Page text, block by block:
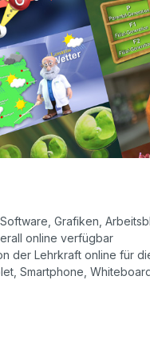
Grafiken,
online verfügbar
der Lehrkraft online für
Smartphone,